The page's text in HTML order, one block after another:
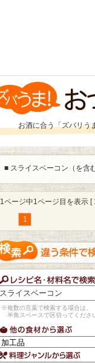
お酒に合う「ズバリう
■ スライスベーコン（を含む
1ページ中1ページ目を表示 [
1
※複数の言葉で検索する場合は、
半角スペースで区切ってくださ